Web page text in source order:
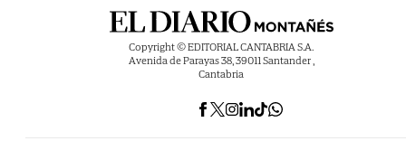
Copyright © EDITORIAL CANTABRIA S.A.
Avenida de Parayas 38, 39011 Santander ,
Cantabria